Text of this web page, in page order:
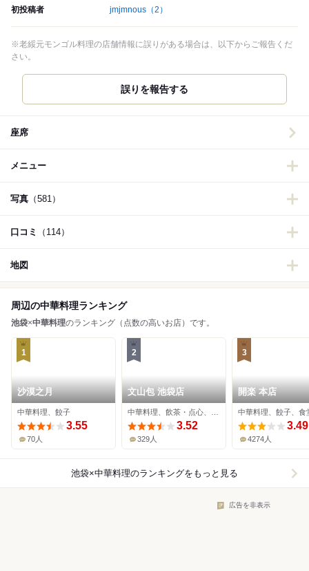
初投稿者 jmjmnous （2）
※老綏元モンゴル料理の店舗情報に誤りがある場合は、以下からご報告くだ
さい。
誤りを報告する
座席
メニュー
写真 （581）
口コミ （114）
地図
周辺の中華料理ランキング
池袋×中華料理のランキング（点数の高いお店）です。
1
沙漠之月
中華料理、餃子
3.55
70人
2
文山包 池袋店
3.52
329人
3
開楽 本店
中華料理、餃子、食
3.49
4274人
池袋×中華料理のランキングをもっと見る
広告を非表示